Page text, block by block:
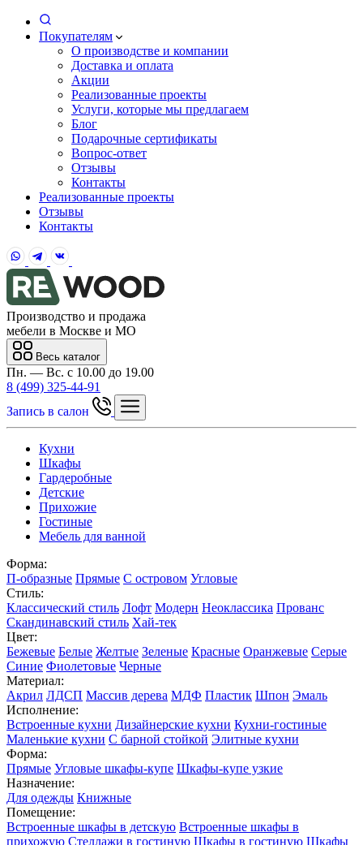
Покупателям
О производстве и компании
Доставка и оплата
Акции
Реализованные проекты
Услуги, которые мы предлагаем
Блог
Подарочные сертификаты
Вопрос-ответ
Отзывы
Контакты
Реализованные проекты
Отзывы
Контакты
Производство и продажа
мебели в Москве и МО
Весь каталог
Пн. — Вс. с 10.00 до 19.00
8 (499) 325-44-91
Запись в салон
Кухни
Шкафы
Гардеробные
Детские
Прихожие
Гостиные
Мебель для ванной
Форма:
П-образные Прямые С островом Угловые
Стиль:
Классический стиль Лофт Модерн Неоклассика Прованс
Скандинавский стиль Хай-тек
Цвет:
Бежевые Белые Желтые Зеленые Красные Оранжевые Серые
Синие Фиолетовые Черные
Материал:
Акрил ЛДСП Массив дерева МДФ Пластик Шпон Эмаль
Исполнение:
Встроенные кухни Дизайнерские кухни Кухни-гостиные
Маленькие кухни С барной стойкой Элитные кухни
Форма:
Прямые Угловые шкафы-купе Шкафы-купе узкие
Назначение:
Для одежды Книжные
Помещение:
Встроенные шкафы в детскую Встроенные шкафы в
прихожую Стеллажи в гостиную Шкафы в гостиную Шкафы